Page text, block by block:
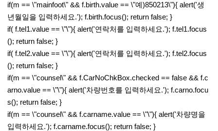
if(m == \"mainfoot\" && f.birth.value == \"예)850213\"){ alert('생
년월일을 입력하세요.'); f.birth.focus(); return false; }
if( f.tel1.value == \"\"){ alert('연락처를 입력하세요.'); f.tel1.focus
(); return false; }
if( f.tel2.value == \"\"){ alert('연락처를 입력하세요.'); f.tel2.focus
(); return false; }
if(m == \"counsel\" && f.CarNoChkBox.checked == false && f.c
arno.value == \"\"){ alert('차량번호를 입력하세요.'); f.carno.focu
s(); return false; }
if(m == \"counsel\" && f.carname.value == \"\"){ alert('차량명을
입력하세요.'); f.carname.focus(); return false; }